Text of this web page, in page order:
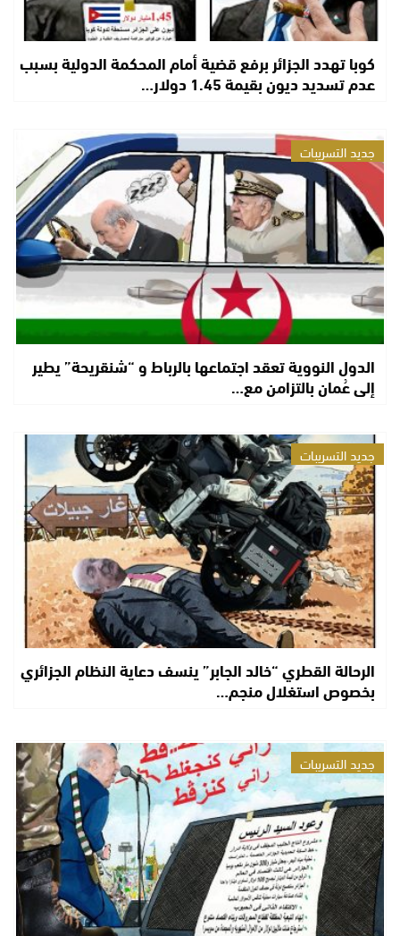
كوبا تهدد الجزائر برفع قضية أمام المحكمة الدولية بسبب
عدم تسديد ديون بقيمة 1.45 دولار…
جديد التسريبات
الدول النووية تعقد اجتماعها بالرباط و “شنقريحة” يطير
إلى عُمان بالتزامن مع…
جديد التسريبات
الرحالة القطري “خالد الجابر” ينسف دعاية النظام الجزائري
بخصوص استغلال منجم…
جديد التسريبات